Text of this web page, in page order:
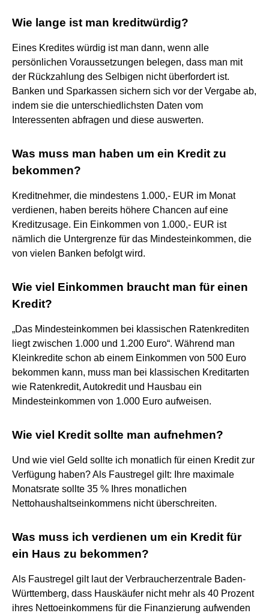
Wie lange ist man kreditwürdig?
Eines Kredites würdig ist man dann, wenn alle
persönlichen Voraussetzungen belegen, dass man mit
der Rückzahlung des Selbigen nicht überfordert ist.
Banken und Sparkassen sichern sich vor der Vergabe ab,
indem sie die unterschiedlichsten Daten vom
Interessenten abfragen und diese auswerten.
Was muss man haben um ein Kredit zu
bekommen?
Kreditnehmer, die mindestens 1.000,- EUR im Monat
verdienen, haben bereits höhere Chancen auf eine
Kreditzusage. Ein Einkommen von 1.000,- EUR ist
nämlich die Untergrenze für das Mindesteinkommen, die
von vielen Banken befolgt wird.
Wie viel Einkommen braucht man für einen
Kredit?
„Das Mindesteinkommen bei klassischen Ratenkrediten
liegt zwischen 1.000 und 1.200 Euro“. Während man
Kleinkredite schon ab einem Einkommen von 500 Euro
bekommen kann, muss man bei klassischen Kreditarten
wie Ratenkredit, Autokredit und Hausbau ein
Mindesteinkommen von 1.000 Euro aufweisen.
Wie viel Kredit sollte man aufnehmen?
Und wie viel Geld sollte ich monatlich für einen Kredit zur
Verfügung haben? Als Faustregel gilt: Ihre maximale
Monatsrate sollte 35 % Ihres monatlichen
Nettohaushaltseinkommens nicht überschreiten.
Was muss ich verdienen um ein Kredit für
ein Haus zu bekommen?
Als Faustregel gilt laut der Verbraucherzentrale Baden-
Württemberg, dass Hauskäufer nicht mehr als 40 Prozent
ihres Nettoeinkommens für die Finanzierung aufwenden